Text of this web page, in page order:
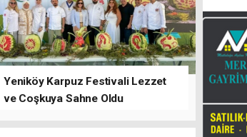
Yeniköy Karpuz Festivali Lezzet
ve Coşkuya Sahne Oldu